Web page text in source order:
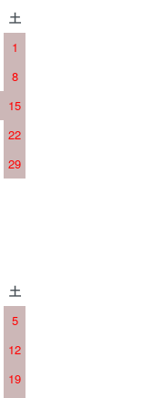
土
1
8
15
22
29
土
5
12
19